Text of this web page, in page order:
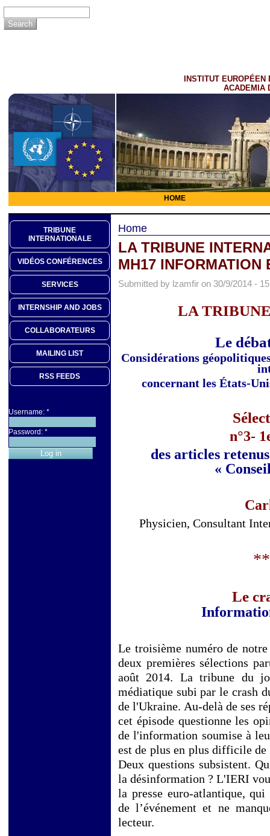
INSTITUT EUROPÉEN
ACADEMIA
HOME
TRIBUNE
INTERNATIONALE
VIDÉOS CONFÉRENCES
SERVICES
INTERNSHIP AND JOBS
COLLABORATEURS
MAILING LIST
RSS FEEDS
Username: *
Password: *
Home
LA TRIBUNE
MH­17 INFORMATION
Submitted by lzamfir on 30/9/2014 -
LA
Le
Considérations
concernant les États-
n°3-
des articles
«
Physicien, Consultant
Le
Le troisième numéro de
deux premières sélections
août 2014. La tribune du
médiatique subi par le crash
de l'Ukraine. Au-delà de ses
cet épisode questionne les
de l'information soumise à
est de plus en plus difficile
Deux questions subsistent.
la désinformation ? L'IERI
la presse euro-atlantique,
de l’événement et ne
lecteur.